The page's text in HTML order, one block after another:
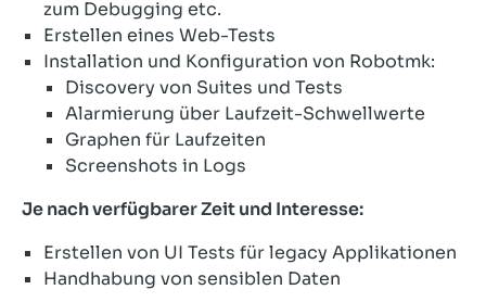
zum Debugging etc.
Erstellen eines Web-Tests
Installation und Konfiguration von Robotmk:
Discovery von Suites und Tests
Alarmierung über Laufzeit-Schwellwerte
Graphen für Laufzeiten
Screenshots in Logs
Je nach verfügbarer Zeit und Interesse:
Erstellen von UI Tests für legacy Applikationen
Handhabung von sensiblen Daten